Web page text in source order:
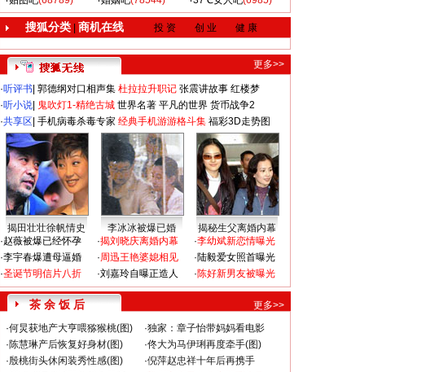
搜狐分类| 商机在线 投 资 创 业 健 康
更多>>
·听评书 郭德纲对口相声集 杜拉拉升职记 张震讲故事 红楼梦
·听小说 鬼吹灯1-精绝古城 世界名著 平凡的世界 货币战争2
·共享区 手机病毒杀毒专家 经典手机游游格斗集 福彩3D走势图
揭田壮壮徐帆情史 李冰冰被爆已婚
揭秘生父离婚内幕
·赵薇被爆已经怀孕
·李宇春爆遭母逼婚
·圣诞节明信片八折
·揭刘晓庆离婚内幕
·周迅王艳婆媳相见
·刘嘉玲自曝正造人
·李幼斌新恋情曝光
·陆毅爱女照首曝光
·陈好新男友被曝光
茶 余 饭 后
更多>>
·何炅获地产大亨喂猕猴桃(图) ·独家：章子怡带妈妈看电影
·陈慧琳产后恢复好身材(图) ·佟大为马伊琍再度牵手(图)
·殷桃街头休闲装秀性感(图) ·倪萍赵忠祥十年后再携手